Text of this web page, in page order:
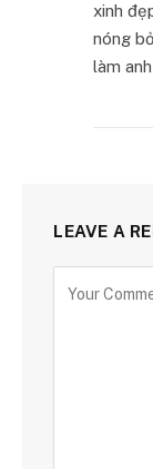
xinh
nóng
làm
LEAVE A